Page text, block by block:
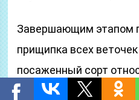
Завершающим этапом
прищипка всех
посаженный сорт
высокорослым, то его